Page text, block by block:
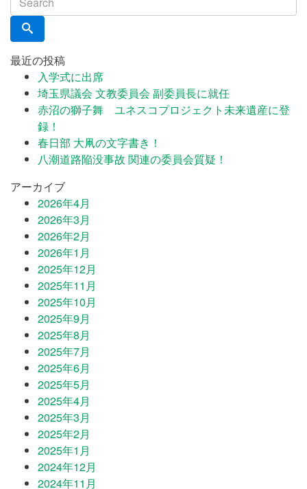
最近の投稿
入学式に出席
埼玉県議会 文教委員会 副委員長に就任
赤沼の獅子舞 ユネスコプロジェクト未来遺産に登
録！
春日部 大凧の文字書き！
八潮道路陥没事故 関連の委員会質疑！
アーカイブ
2026年4月
2026年3月
2026年2月
2026年1月
2025年12月
2025年11月
2025年10月
2025年9月
2025年8月
2025年7月
2025年6月
2025年5月
2025年4月
2025年3月
2025年2月
2025年1月
2024年12月
2024年11月